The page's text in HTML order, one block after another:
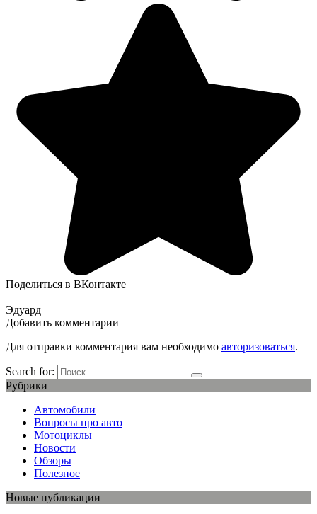
Поделиться в ВКонтакте
Эдуард
Добавить комментарии
Для отправки комментария вам необходимо авторизоваться.
Search for:
Рубрики
Автомобили
Вопросы про авто
Мотоциклы
Новости
Обзоры
Полезное
Новые публикации